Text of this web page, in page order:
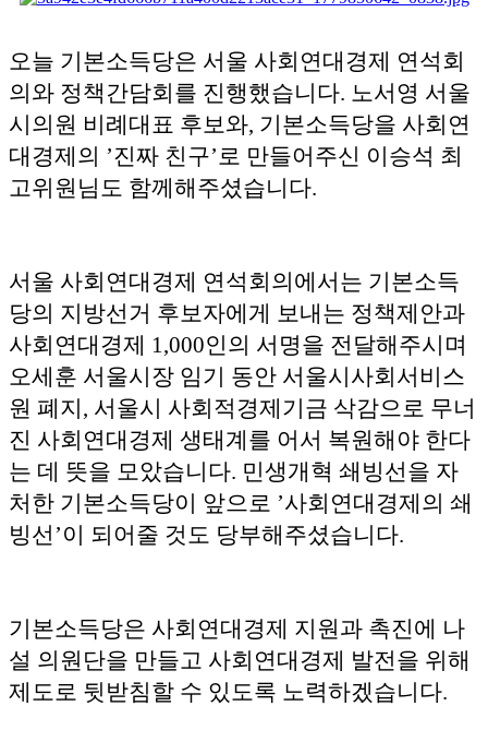
오늘 기본소득당은 서울 사회연대경제 연석회
의와 정책간담회를 진행했습니다. 노서영 서울
시의원 비례대표 후보와, 기본소득당을 사회연
대경제의 ’진짜 친구’로 만들어주신 이승석 최
고위원님도 함께해주셨습니다.
서울 사회연대경제 연석회의에서는 기본소득
당의 지방선거 후보자에게 보내는 정책제안과
사회연대경제 1,000인의 서명을 전달해주시며
오세훈 서울시장 임기 동안 서울시사회서비스
원 폐지, 서울시 사회적경제기금 삭감으로 무너
진 사회연대경제 생태계를 어서 복원해야 한다
는 데 뜻을 모았습니다. 민생개혁 쇄빙선을 자
처한 기본소득당이 앞으로 ’사회연대경제의 쇄
빙선’이 되어줄 것도 당부해주셨습니다.
기본소득당은 사회연대경제 지원과 촉진에 나
설 의원단을 만들고 사회연대경제 발전을 위해
제도로 뒷받침할 수 있도록 노력하겠습니다.